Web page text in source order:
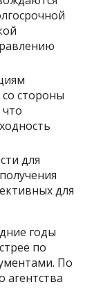
стороны
для
для
годы
по
По
агентства